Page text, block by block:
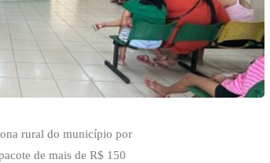
rural do município por
de mais de R$ 150